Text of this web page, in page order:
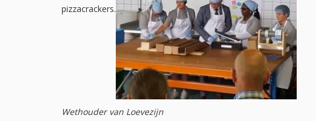
pizzacrackers.
Wethouder van Loevezijn